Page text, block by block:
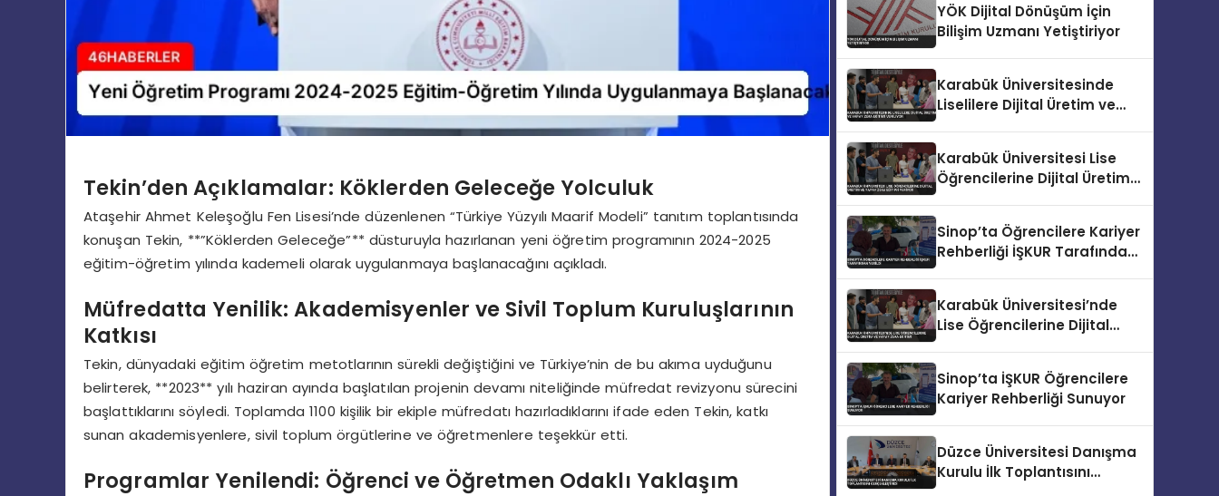
Tekin’den Açıklamalar: Köklerden Geleceğe Yolculuk
Ataşehir Ahmet Keleşoğlu Fen Lisesi’nde düzenlenen “Türkiye Yüzyılı Maarif Modeli” tanıtım toplantısında
konuşan Tekin, **”Köklerden Geleceğe”** düsturuyla hazırlanan yeni öğretim programının 2024-2025
eğitim-öğretim yılında kademeli olarak uygulanmaya başlanacağını açıkladı.
Müfredatta Yenilik: Akademisyenler ve Sivil Toplum Kuruluşlarının
Katkısı
Tekin, dünyadaki eğitim öğretim metotlarının sürekli değiştiğini ve Türkiye’nin de bu akıma uyduğunu
belirterek, **2023** yılı haziran ayında başlatılan projenin devamı niteliğinde müfredat revizyonu sürecini
başlattıklarını söyledi. Toplamda 1100 kişilik bir ekiple müfredatı hazırladıklarını ifade eden Tekin, katkı
sunan akademisyenlere, sivil toplum örgütlerine ve öğretmenlere teşekkür etti.
Programlar Yenilendi: Öğrenci ve Öğretmen Odaklı Yaklaşım
YÖK Dijital Dönüşüm İçin
Bilişim Uzmanı Yetiştiriyor
Karabük Üniversitesinde
Liselilere Dijital Üretim ve
Karabük Üniversitesi Lise
Öğrencilerine Dijital Üretim
Sinop’ta Öğrencilere Kariyer
Rehberliği İŞKUR Tarafından
Karabük Üniversitesi’nde
Lise Öğrencilerine Dijital
Sinop’ta İŞKUR Öğrencilere
Kariyer Rehberliği Sunuyor
Düzce Üniversitesi Danışma
Kurulu İlk Toplantısını